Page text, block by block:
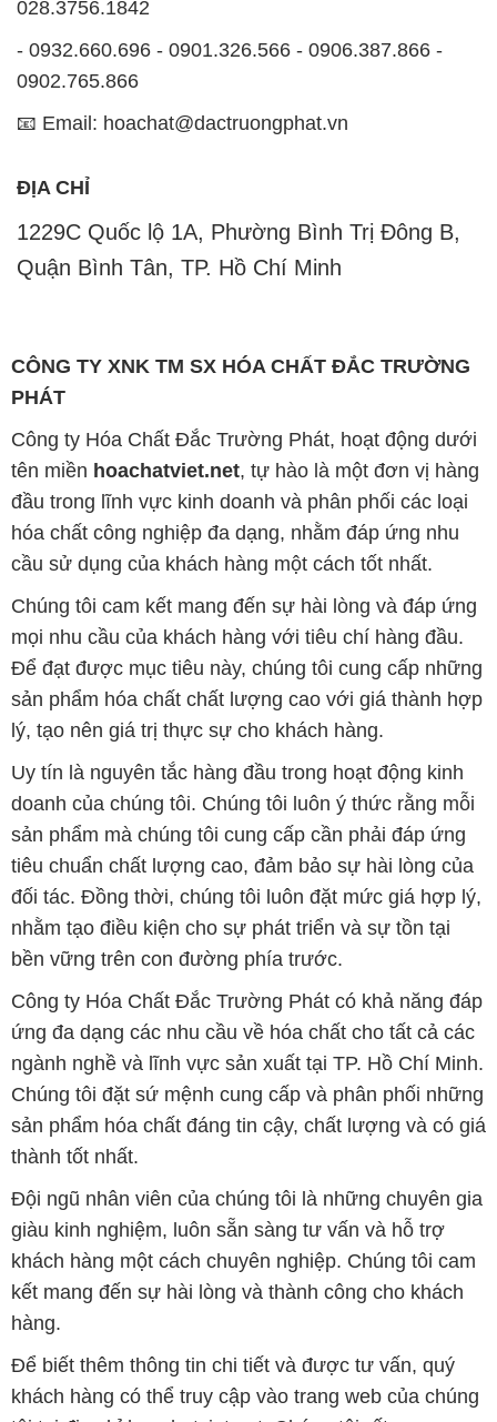
ĐỊA CHỈ
1229C Quốc lộ 1A, Phường Bình Trị Đông B,
Quận Bình Tân, TP. Hồ Chí Minh
CÔNG TY XNK TM SX HÓA CHẤT ĐẮC TRƯỜNG
PHÁT
đầu trong lĩnh vực kinh doanh và phân phối các loại
hóa chất công nghiệp đa dạng, nhằm đáp ứng nhu
cầu sử dụng của khách hàng một cách tốt nhất.
Chúng tôi cam kết mang đến sự hài lòng và đáp ứng
mọi nhu cầu của khách hàng với tiêu chí hàng đầu.
Để đạt được mục tiêu này, chúng tôi cung cấp những
sản phẩm hóa chất chất lượng cao với giá thành hợp
lý, tạo nên giá trị thực sự cho khách hàng.
Uy tín là nguyên tắc hàng đầu trong hoạt động kinh
doanh của chúng tôi. Chúng tôi luôn ý thức rằng mỗi
sản phẩm mà chúng tôi cung cấp cần phải đáp ứng
tiêu chuẩn chất lượng cao, đảm bảo sự hài lòng của
đối tác. Đồng thời, chúng tôi luôn đặt mức giá hợp lý,
nhằm tạo điều kiện cho sự phát triển và sự tồn tại
bền vững trên con đường phía trước.
Công ty Hóa Chất Đắc Trường Phát có khả năng đáp
ứng đa dạng các nhu cầu về hóa chất cho tất cả các
ngành nghề và lĩnh vực sản xuất tại TP. Hồ Chí Minh.
Chúng tôi đặt sứ mệnh cung cấp và phân phối những
sản phẩm hóa chất đáng tin cậy, chất lượng và có giá
thành tốt nhất.
Đội ngũ nhân viên của chúng tôi là những chuyên gia
giàu kinh nghiệm, luôn sẵn sàng tư vấn và hỗ trợ
khách hàng một cách chuyên nghiệp. Chúng tôi cam
kết mang đến sự hài lòng và thành công cho khách
hàng.
Để biết thêm thông tin chi tiết và được tư vấn, quý
khách hàng có thể truy cập vào trang web của chúng
tôi tại địa chỉ hoachatviet.net. Chúng tôi rất mong
được phục vụ và xây dựng mối quan hệ cùng phát
triển lâu dài với quý khách hàng.